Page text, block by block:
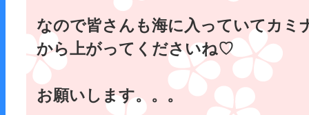
なので皆さんも海に入っていてカミ
から上がってくださいね♡
お願いします。。。